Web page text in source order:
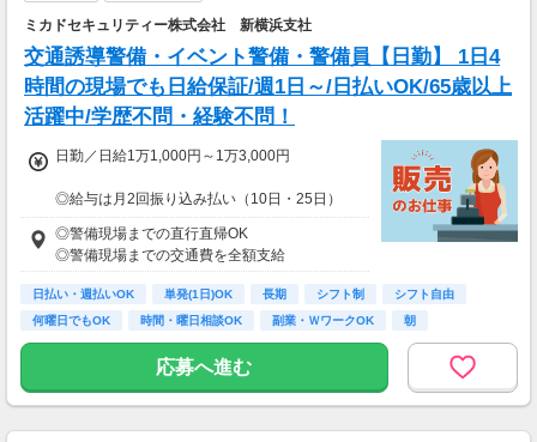
ミカドセキュリティー株式会社 新横浜支社
交通誘導警備・イベント警備・警備員【日勤】 1日4
時間の現場でも日給保証/週1日～/日払いOK/65歳以上
活躍中/学歴不問・経験不問！
日勤／日給1万1,000円～1万3,000円
◎給与は月2回振り込み払い（10日・25日）
◎日払い制度の利用も可能（規定あり）
◎有資格者は日給+2,000円（一般路線は+1,000
円）
◎資格取得費用は当社全額負担
※65歳以上の方は下記給与になります
65～69歳：日勤／日給1万800円
70～79歳：日勤／日給1万500円
◎警備現場までの直行直帰OK
◎警備現場までの交通費を全額支給
日払い・週払いOK 単発(1日)OK 長期 シフト制
シフト自由
何曜日でもOK
時間・曜日相談OK 副業・ＷワークOK 朝
応募へ進む